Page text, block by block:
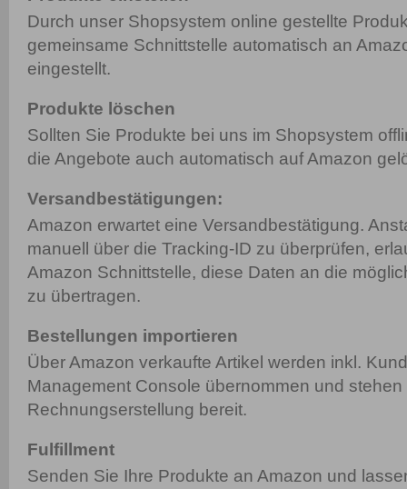
Durch unser Shopsystem online gestellte
gemeinsame Schnittstelle automatisch an
eingestellt.
Produkte löschen
Sollten Sie Produkte bei uns im Shopsystem
die Angebote auch automatisch auf Amazon
Versandbestätigungen:
Amazon erwartet eine Versandbestätigung.
manuell über die Tracking-ID zu überprüfen,
Amazon Schnittstelle, diese Daten an die
zu übertragen.
Bestellungen importieren
Über Amazon verkaufte Artikel werden inkl.
Management Console übernommen und stehen
Rechnungserstellung bereit.
Fulfillment
Senden Sie Ihre Produkte an Amazon und